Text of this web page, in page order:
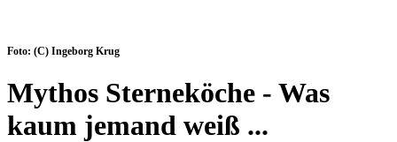
Foto: (C) Ingeborg Krug
Mythos Sterneköche - Was
kaum jemand weiß ...